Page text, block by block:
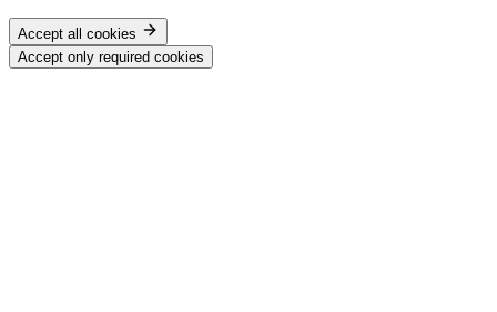
Accept all cookies
Accept only required cookies